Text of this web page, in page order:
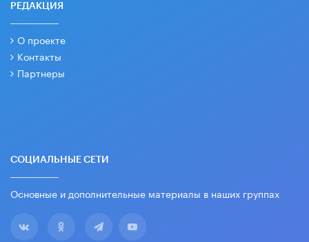
РЕДАКЦИЯ
О проекте
Контакты
Партнеры
СОЦИАЛЬНЫЕ СЕТИ
Основные и дополнительные материалы в наших группах